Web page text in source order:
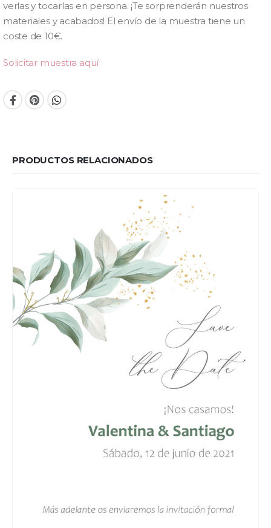
verlas y tocarlas en persona. ¡Te sorprenderán nuestros
materiales y acabados! El envío de la muestra tiene un
coste de 10€.
Solicitar muestra aquí
PRODUCTOS RELACIONADOS